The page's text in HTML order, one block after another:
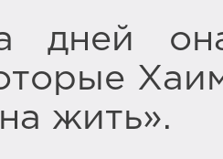
дней
жить».